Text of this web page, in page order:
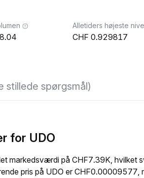
Alletiders højeste
0.929817
stillede spørgsmål)
for UDO
markedsværdi på CHF7.39K, hvilket
pris på UDO er CHF0.00009577,